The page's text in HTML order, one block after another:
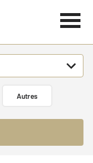
Autres